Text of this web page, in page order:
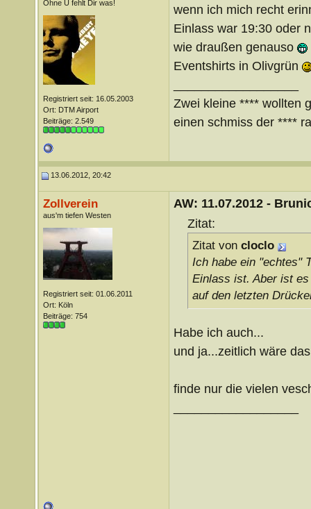
Ohne Ü fehlt Dir was!
Registriert seit: 16.05.2003
Ort: DTM Airport
Beiträge: 2.549
wenn ich mich recht
Einlass war 19:30 oder
wie draußen genauso
Eventshirts in Olivgrün
Zwei kleine **** wollten
einen schmiss der ****
13.06.2012, 20:42
Zollverein
aus'm tiefen Westen
Registriert seit: 01.06.2011
Ort: Köln
Beiträge: 754
AW: 11.07.2012 -
Zitat:
Zitat von cloclo
Ich habe ein "echtes"
Einlass ist. Aber ist
auf den letzten
Habe ich auch...
und ja...zeitlich wäre
finde nur die vielen